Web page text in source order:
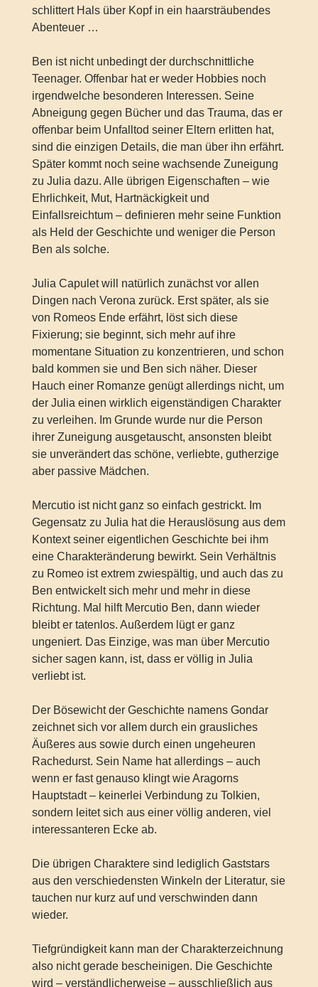
schlittert Hals über Kopf in ein haarsträubendes
Abenteuer …
Ben ist nicht unbedingt der durchschnittliche
Teenager. Offenbar hat er weder Hobbies noch
irgendwelche besonderen Interessen. Seine
Abneigung gegen Bücher und das Trauma, das er
offenbar beim Unfalltod seiner Eltern erlitten hat,
sind die einzigen Details, die man über ihn erfährt.
Später kommt noch seine wachsende Zuneigung
zu Julia dazu. Alle übrigen Eigenschaften – wie
Ehrlichkeit, Mut, Hartnäckigkeit und
Einfallsreichtum – definieren mehr seine Funktion
als Held der Geschichte und weniger die Person
Ben als solche.
Julia Capulet will natürlich zunächst vor allen
Dingen nach Verona zurück. Erst später, als sie
von Romeos Ende erfährt, löst sich diese
Fixierung; sie beginnt, sich mehr auf ihre
momentane Situation zu konzentrieren, und schon
bald kommen sie und Ben sich näher. Dieser
Hauch einer Romanze genügt allerdings nicht, um
der Julia einen wirklich eigenständigen Charakter
zu verleihen. Im Grunde wurde nur die Person
ihrer Zuneigung ausgetauscht, ansonsten bleibt
sie unverändert das schöne, verliebte, gutherzige
aber passive Mädchen.
Mercutio ist nicht ganz so einfach gestrickt. Im
Gegensatz zu Julia hat die Herauslösung aus dem
Kontext seiner eigentlichen Geschichte bei ihm
eine Charakteränderung bewirkt. Sein Verhältnis
zu Romeo ist extrem zwiespältig, und auch das zu
Ben entwickelt sich mehr und mehr in diese
Richtung. Mal hilft Mercutio Ben, dann wieder
bleibt er tatenlos. Außerdem lügt er ganz
ungeniert. Das Einzige, was man über Mercutio
sicher sagen kann, ist, dass er völlig in Julia
verliebt ist.
Der Bösewicht der Geschichte namens Gondar
zeichnet sich vor allem durch ein grausliches
Äußeres aus sowie durch einen ungeheuren
Rachedurst. Sein Name hat allerdings – auch
wenn er fast genauso klingt wie Aragorns
Hauptstadt – keinerlei Verbindung zu Tolkien,
sondern leitet sich aus einer völlig anderen, viel
interessanteren Ecke ab.
Die übrigen Charaktere sind lediglich Gaststars
aus den verschiedensten Winkeln der Literatur, sie
tauchen nur kurz auf und verschwinden dann
wieder.
Tiefgründigkeit kann man der Charakterzeichnung
also nicht gerade bescheinigen. Die Geschichte
wird – verständlicherweise – ausschließlich aus